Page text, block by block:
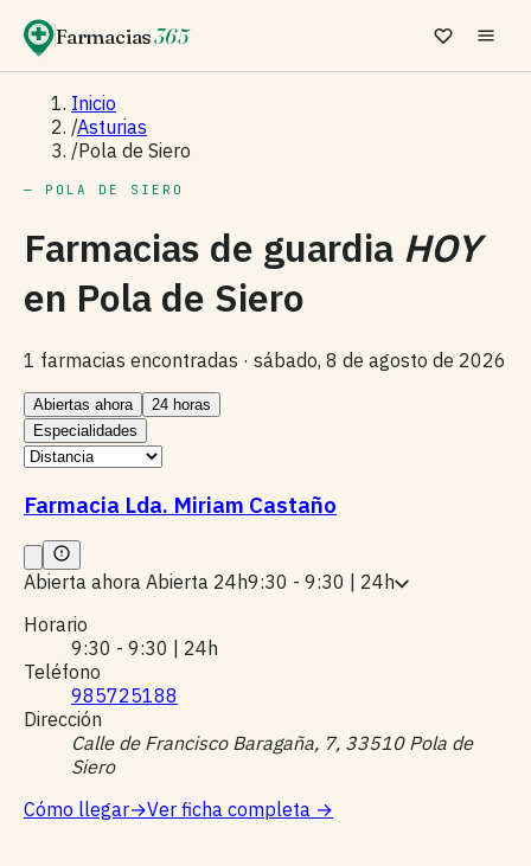
Farmacias365
Inicio
/Asturias
/Pola de Siero
— POLA DE SIERO
Farmacias de guardia HOY
en Pola de Siero
1 farmacias encontradas · sábado, 8 de agosto de 2026
Abiertas ahora
24 horas
Especialidades
Farmacia Lda. Miriam Castaño
Abierta ahora Abierta 24h9:30 - 9:30 | 24h
Horario
9:30 - 9:30 | 24h
Teléfono
985725188
Dirección
Calle de Francisco Baragaña, 7, 33510 Pola de
Siero
Cómo llegar→Ver ficha completa →